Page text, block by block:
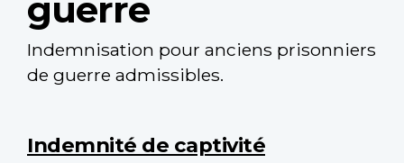
guerre
Indemnisation pour anciens prisonniers
de guerre admissibles.
navigation
Indemnité de captivité